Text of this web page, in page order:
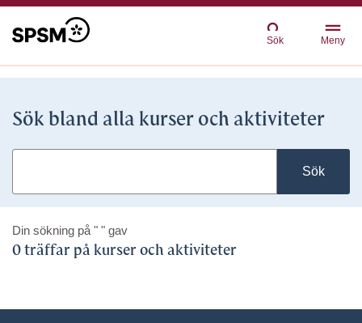
Sök Meny
Sök bland alla kurser och aktiviteter
Sök
Din sökning på " " gav
0 träffar på kurser och aktiviteter